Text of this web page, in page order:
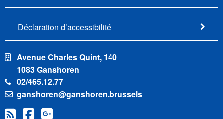
Déclaration d’accessibilité
Avenue Charles Quint, 140
1083 Ganshoren
02/465.12.77
ganshoren@ganshoren.brussels